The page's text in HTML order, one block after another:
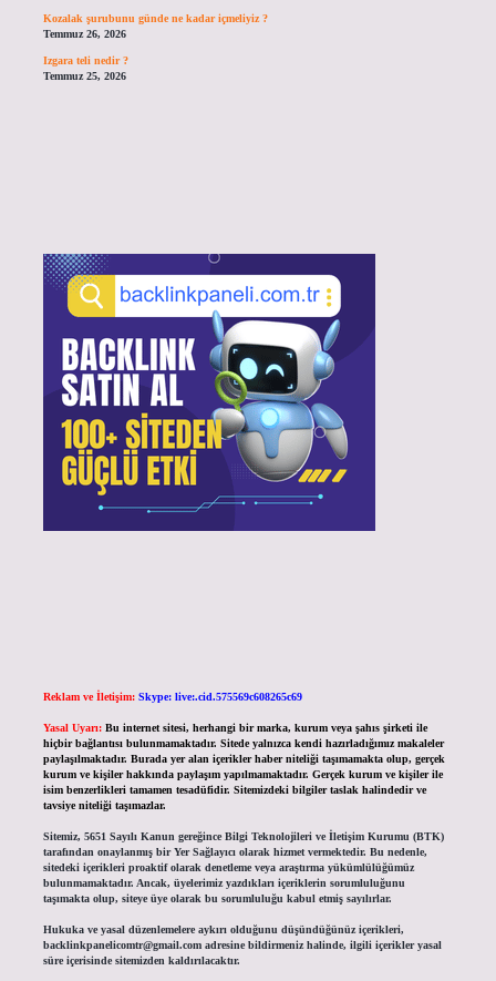
Kozalak şurubunu günde ne kadar içmeliyiz ?
Temmuz 26, 2026
Izgara teli nedir ?
Temmuz 25, 2026
Reklam ve İletişim: Skype: live:.cid.575569c608265c69
Yasal Uyarı: Bu internet sitesi, herhangi bir marka, kurum veya şahıs şirketi ile
hiçbir bağlantısı bulunmamaktadır. Sitede yalnızca kendi hazırladığımız makaleler
paylaşılmaktadır. Burada yer alan içerikler haber niteliği taşımamakta olup, gerçek
kurum ve kişiler hakkında paylaşım yapılmamaktadır. Gerçek kurum ve kişiler ile
isim benzerlikleri tamamen tesadüfidir. Sitemizdeki bilgiler taslak halindedir ve
tavsiye niteliği taşımazlar.
Sitemiz, 5651 Sayılı Kanun gereğince Bilgi Teknolojileri ve İletişim Kurumu (BTK)
tarafından onaylanmış bir Yer Sağlayıcı olarak hizmet vermektedir. Bu nedenle,
sitedeki içerikleri proaktif olarak denetleme veya araştırma yükümlülüğümüz
bulunmamaktadır. Ancak, üyelerimiz yazdıkları içeriklerin sorumluluğunu
taşımakta olup, siteye üye olarak bu sorumluluğu kabul etmiş sayılırlar.
Hukuka ve yasal düzenlemelere aykırı olduğunu düşündüğünüz içerikleri,
backlinkpanelicomtr@gmail.comadresine bildirmeniz halinde, ilgili içerikler yasal
süre içerisinde sitemizden kaldırılacaktır.